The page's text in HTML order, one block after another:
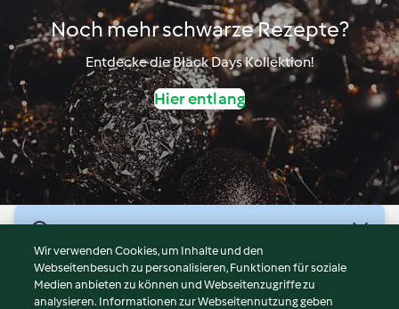
Noch mehr schwarze Rezepte?
Entdecke die Black Days Kollektion!
Hier entlang
Nutzungsbedingungen
Datenschutzrichtlinien
Wir verwenden Cookies, um Inhalte und den
Webseitenbesuch zu personalisieren, Funktionen für soziale
Medien anbieten zu können und Webseitenzugriffe zu
analysieren. Informationen zur Webseitennutzung geben